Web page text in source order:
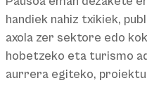
handiek nahiz txikiek,
axola zer sektore edo
hobetzeko eta turismo
aurrera egiteko,